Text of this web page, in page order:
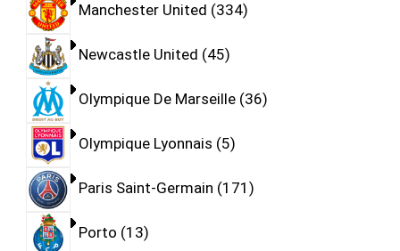
Manchester United 334
Newcastle United 45
Olympique De Marseille 36
Olympique Lyonnais 5
Paris Saint-Germain 171
Porto 13